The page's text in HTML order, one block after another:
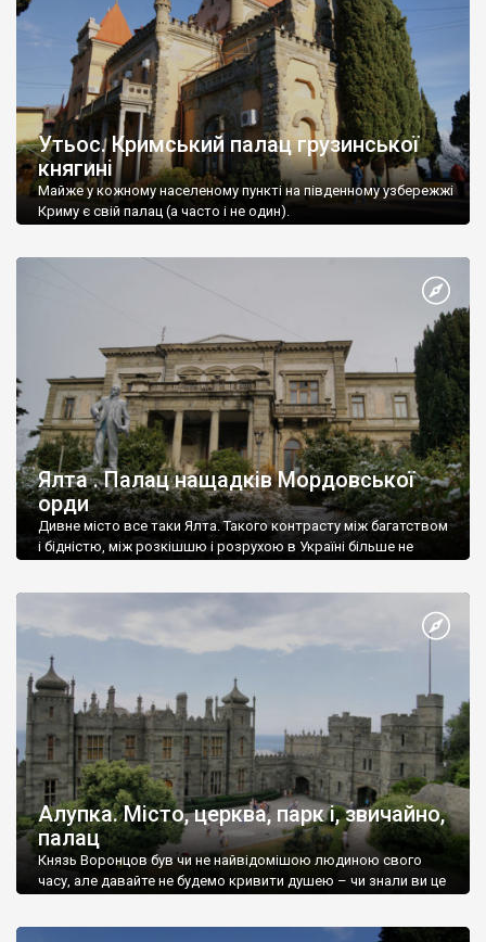
Утьос. Кримський палац грузинської
княгині
Майже у кожному населеному пункті на південному узбережжі
Криму є свій палац (а часто і не один).
Ялта . Палац нащадків Мордовської
орди
Дивне місто все таки Ялта. Такого контрасту між багатством
і бідністю, між розкішшю і розрухою в Україні більше не
Алупка. Місто, церква, парк і, звичайно,
палац
Князь Воронцов був чи не найвідомішою людиною свого
часу, але давайте не будемо кривити душею – чи знали ви це